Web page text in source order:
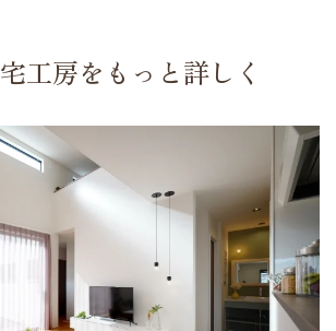
工房をもっと詳しく